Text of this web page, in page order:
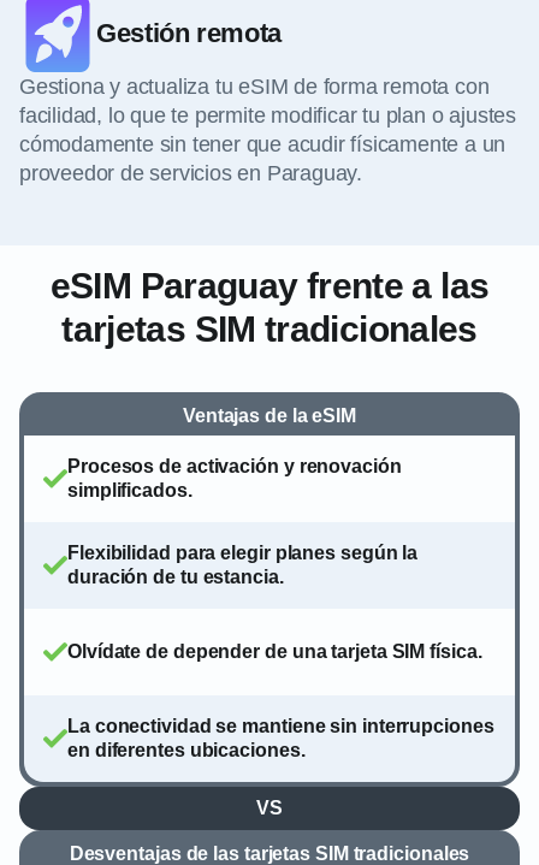
Gestión remota
Gestiona y actualiza tu eSIM de forma remota con
facilidad, lo que te permite modificar tu plan o ajustes
cómodamente sin tener que acudir físicamente a un
proveedor de servicios en Paraguay.
eSIM Paraguay frente a las
tarjetas SIM tradicionales
Ventajas de la eSIM
Procesos de activación y renovación
simplificados.
Flexibilidad para elegir planes según la
duración de tu estancia.
Olvídate de depender de una tarjeta SIM física.
La conectividad se mantiene sin interrupciones
en diferentes ubicaciones.
VS
Desventajas de las tarjetas SIM tradicionales